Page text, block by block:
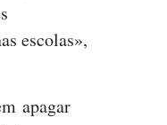
escolas»,
apagar